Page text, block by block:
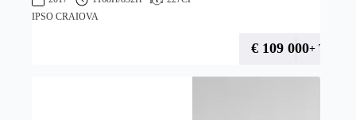
IPSO CRAIOVA
€ 109 000+ TVA